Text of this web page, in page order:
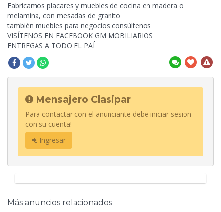
Fabricamos placares y muebles de cocina en madera o
melamina, con mesadas de granito
también muebles para negocios consúltenos
VISÍTENOS EN FACEBOOK GM MOBILIARIOS
ENTREGAS A TODO EL PAÍ
Mensajero Clasipar
Para contactar con el anunciante debe iniciar sesion
con su cuenta!
Ingresar
Más anuncios relacionados